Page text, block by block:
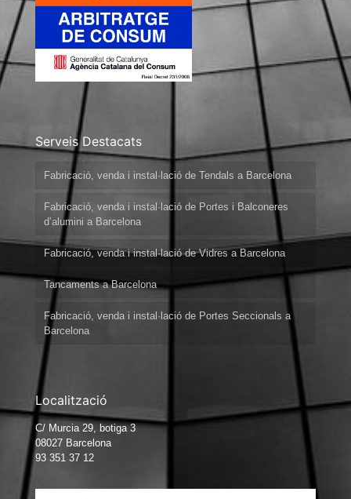
Serveis Destacats
Fabricació, venda i instal·lació de Tendals a Barcelona
Fabricació, venda i instal·lació de Portes i Balconeres
d’alumini a Barcelona
Fabricació, venda i instal·lació de Vidres a Barcelona
Tancaments a Barcelona
Fabricació, venda i instal·lació de Portes Seccionals a
Barcelona
Localització
C/ Murcia 29, botiga 3
08027 Barcelona
93 351 37 12